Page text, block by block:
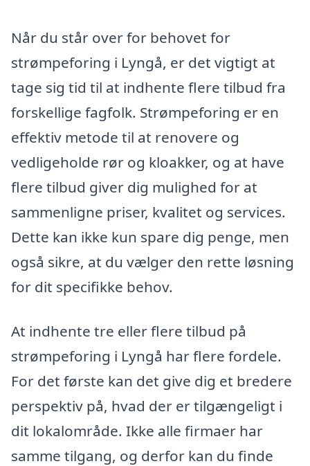
Når du står over for behovet for
strømpeforing i Lyngå, er det vigtigt at
tage sig tid til at indhente flere tilbud fra
forskellige fagfolk. Strømpeforing er en
effektiv metode til at renovere og
vedligeholde rør og kloakker, og at have
flere tilbud giver dig mulighed for at
sammenligne priser, kvalitet og services.
Dette kan ikke kun spare dig penge, men
også sikre, at du vælger den rette løsning
for dit specifikke behov.
At indhente tre eller flere tilbud på
strømpeforing i Lyngå har flere fordele.
For det første kan det give dig et bredere
perspektiv på, hvad der er tilgængeligt i
dit lokalområde. Ikke alle firmaer har
samme tilgang, og derfor kan du finde